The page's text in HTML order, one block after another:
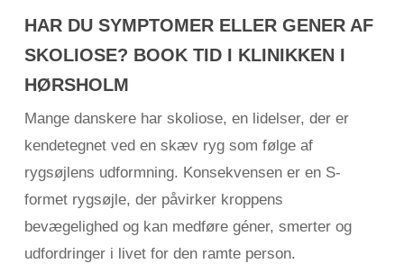
HAR DU SYMPTOMER ELLER GENER AF
SKOLIOSE? BOOK TID I KLINIKKEN I
HØRSHOLM
Mange danskere har skoliose, en lidelser, der er
kendetegnet ved en skæv ryg som følge af
rygsøjlens udformning. Konsekvensen er en S-
formet rygsøjle, der påvirker kroppens
bevægelighed og kan medføre géner, smerter og
udfordringer i livet for den ramte person.